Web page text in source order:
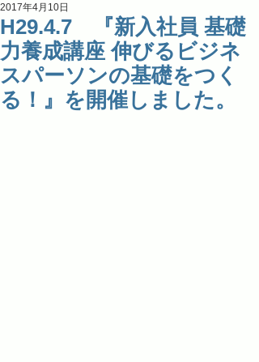
H29.4.7 『新入社員 基礎
力養成講座 伸びるビジネ
スパーソンの基礎をつく
る！』を開催しました。
2017年4月10日